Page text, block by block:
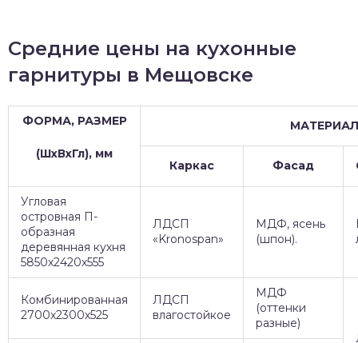
Средние цены на кухонные
гарнитуры в Мещовске
ФОРМА, РАЗМЕР
(ШхВхГл), мм
Каркас Фасад
Угловая
островная П-
образная
деревянная кухня
5850х2420х555
ЛДСП
«Kronospan»
МДФ, ясень
(шпон).
Комбинированная
2700х2300х525
ЛДСП
влагостойкое
МДФ
(оттенки
разные)